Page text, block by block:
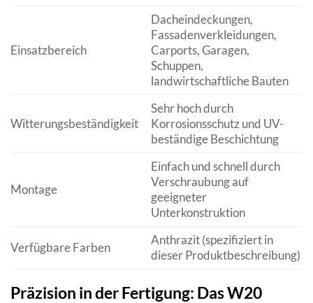
Einsatzbereich
Dacheindeckungen,
Fassadenverkleidungen,
Carports, Garagen,
Schuppen,
landwirtschaftliche Bauten
Witterungsbeständigkeit
Sehr hoch durch
Korrosionsschutz und UV-
beständige Beschichtung
Montage
Einfach und schnell durch
Verschraubung auf
geeigneter
Unterkonstruktion
Verfügbare Farben
Anthrazit (spezifiziert in
dieser Produktbeschreibung)
Präzision in der Fertigung: Das W20